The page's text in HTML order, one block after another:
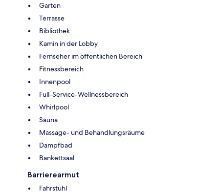
Garten
Terrasse
Bibliothek
Kamin in der Lobby
Fernseher im öffentlichen Bereich
Fitnessbereich
Innenpool
Full-Service-Wellnessbereich
Whirlpool
Sauna
Massage- und Behandlungsräume
Dampfbad
Bankettsaal
Barrierearmut
Fahrstuhl